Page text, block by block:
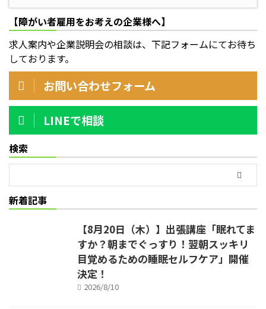
【障がい者雇用をお考えの企業様へ】
求人案内や企業説明会の相談は、下記フォームにてお待ち
しております。
お問い合わせフォーム
LINEで相談
検索
新着記事
【8月20日（木）】出張講座「眠れてま
すか？朝までぐっすり！翌朝スッキリ
目覚めるための睡眠セルフケア」開催
決定！
2026/8/10